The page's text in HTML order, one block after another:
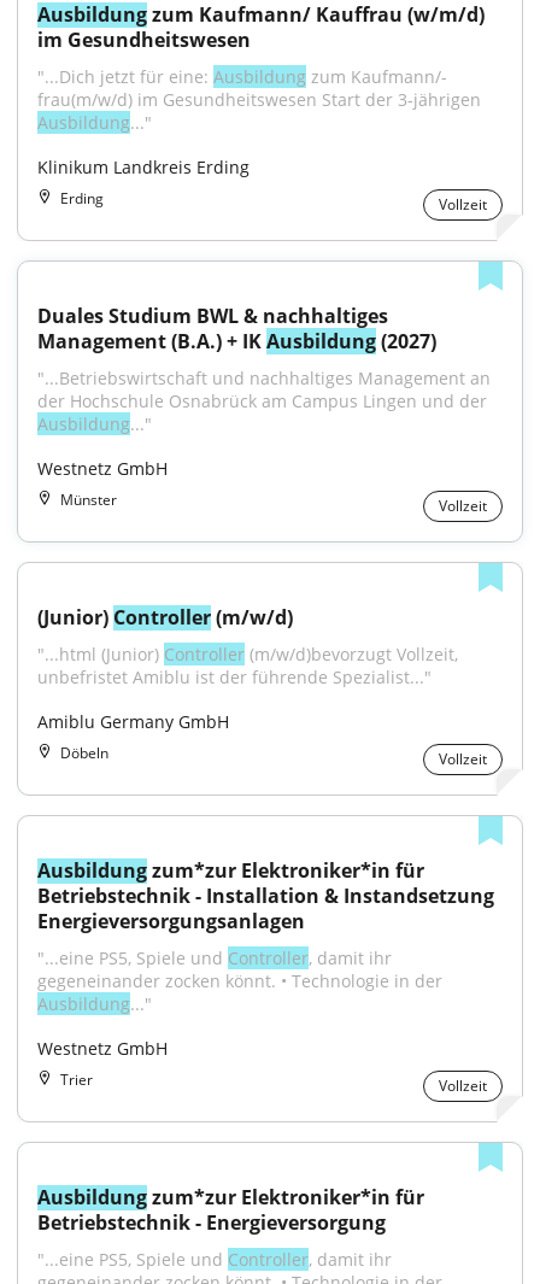
Ausbildung zum Kaufmann/ Kauffrau (w/m/d)
im Gesundheitswesen
"...Dich jetzt für eine: Ausbildung zum Kaufmann/-
Ausbildung..."
Klinikum Landkreis Erding
Erding Vollzeit
Duales Studium BWL & nachhaltiges
Management (B.A.) + IK Ausbildung (2027)
"...Betriebswirtschaft und nachhaltiges Management an
Ausbildung..."
Westnetz GmbH
Münster Vollzeit
(Junior) Controller (m/w/d)
"...html (Junior) Controller (m/w/d)bevorzugt Vollzeit,
unbefristet Amiblu ist der führende Spezialist..."
Amiblu Germany GmbH
Döbeln Vollzeit
Ausbildung zum*zur Elektroniker*in für
Betriebstechnik - Installation & Instandsetzung
Energieversorgungsanlagen
"...eine PS5, Spiele und Controller, damit ihr
Ausbildung..."
Westnetz GmbH
Trier Vollzeit
Ausbildung zum*zur Elektroniker*in für
Betriebstechnik - Energieversorgung
"...eine PS5, Spiele und Controller, damit ihr